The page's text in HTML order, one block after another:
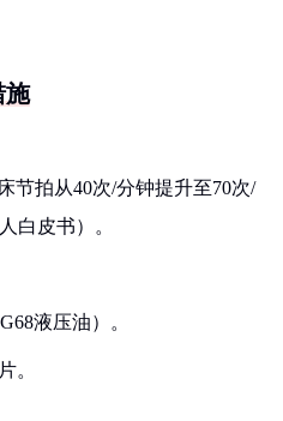
施
节拍从40次/分钟提升至70次/
白皮书）。
液压油）。
。